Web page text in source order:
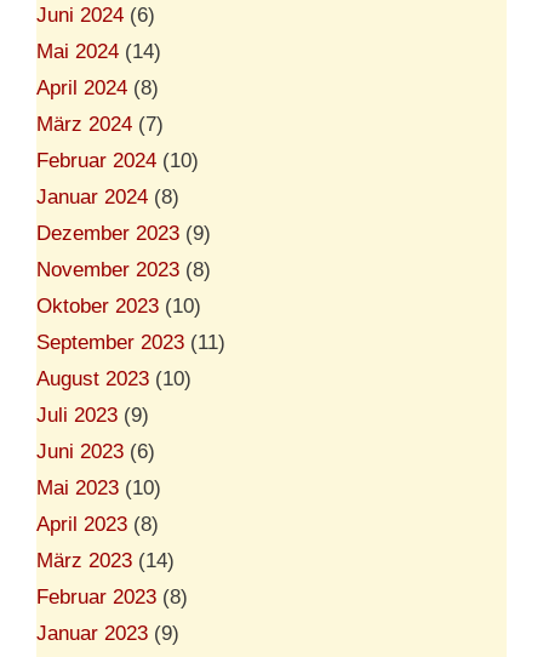
Juni 2024 (6)
Mai 2024 (14)
April 2024 (8)
März 2024 (7)
Februar 2024 (10)
Januar 2024 (8)
Dezember 2023 (9)
November 2023 (8)
Oktober 2023 (10)
September 2023 (11)
August 2023 (10)
Juli 2023 (9)
Juni 2023 (6)
Mai 2023 (10)
April 2023 (8)
März 2023 (14)
Februar 2023 (8)
Januar 2023 (9)